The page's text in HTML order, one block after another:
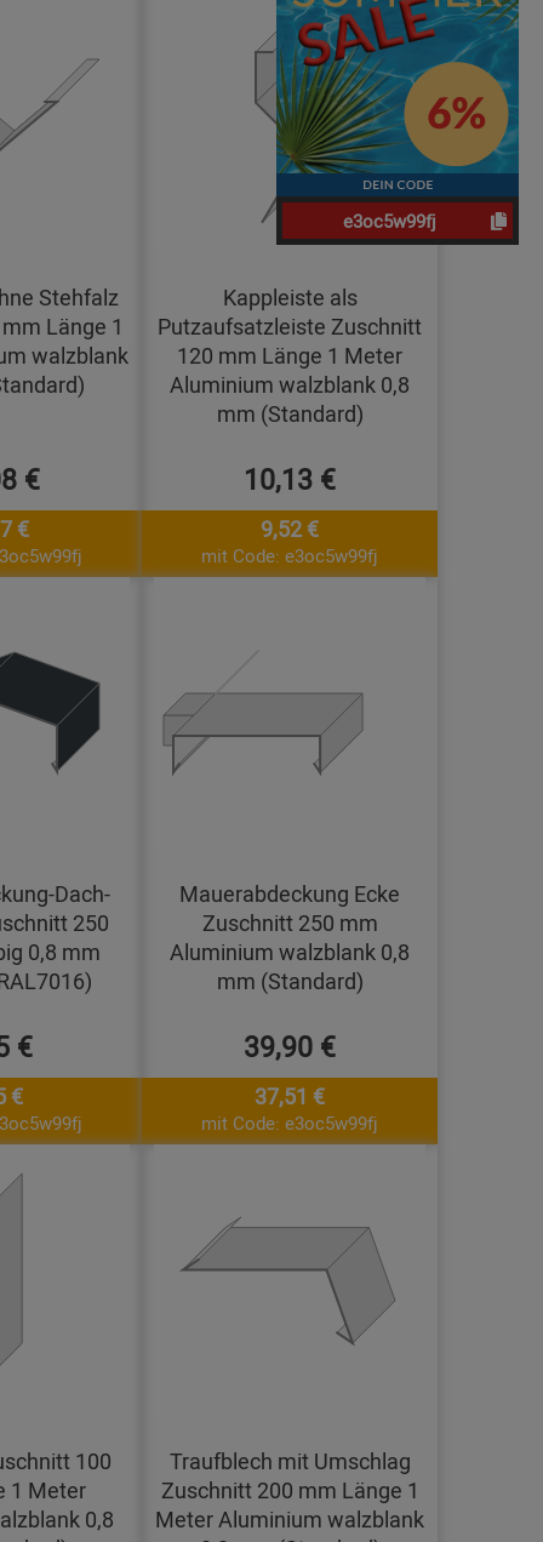
Stehfalz
Länge 1
walzblank
€
€
Kappleiste als
Putzaufsatzleiste Zuschnitt
120 mm Länge 1 Meter
Aluminium walzblank 0,8
mm (Standard)
10,13 €
9,52 €
mit Code: e3oc5w99fj
Dach-
250
0,8 mm
€
€
Mauerabdeckung Ecke
Zuschnitt 250 mm
Aluminium walzblank 0,8
mm (Standard)
39,90 €
37,51 €
mit Code: e3oc5w99fj
100
1 Meter
0,8
Traufblech mit Umschlag
Zuschnitt 200 mm Länge 1
Meter Aluminium walzblank
e3oc5w99fj